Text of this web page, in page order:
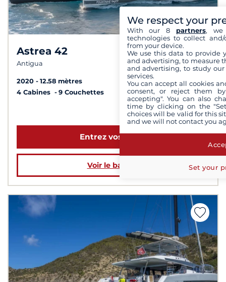
Astrea 42
Antigua
8,1 /10
2020
12.58 mètres
4 Cabines
9 Couchettes
à partir de 2 205 €
Entrez vos dates
Voir le bateau
We respect your
With our 8 partners, we
technologies to collect
from your device.
We use this data to provide
and advertising, to measure
and advertising, to study
services.
You can accept all cookies
consent, or reject them
accepting". You can also
time by clicking on the
choices will be valid for this
and we will not contact you
Set your